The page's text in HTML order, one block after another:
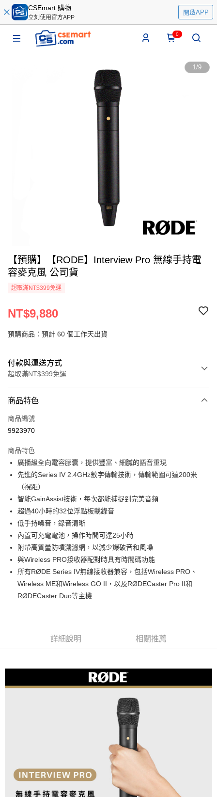
CSEmart 購物
立刻使用官方APP
開啟APP
0
1/9
【預購】【RODE】Interview Pro 無線手持電
容麥克風 公司貨
超取滿NT$399免運
NT$9,880
預購商品：預計 60 個工作天出貨
付款與運送方式
超取滿NT$399免運
信用卡一次付款
信用卡分期付款
合作金庫商業銀行
華南商業銀行
彰化商業銀行
上海商業儲蓄銀行
台北富邦商業銀行
國泰世華商業銀行
臺灣中小企業銀行
台中商業銀行
匯豐（台灣）商業銀行
聯邦商業銀行
元大商業銀行
玉山商業銀行
星展（台灣）商業銀行
台新國際商業銀行
中國信託商業銀行
台灣樂天信用卡公司
6 期 0 利率 每期
華南商業銀行
彰化商業銀行
上海商業儲蓄銀行
國泰世華商業銀行
兆豐國際商業銀行
臺灣中小企業銀行
匯豐（台灣）商業銀行
聯邦商業銀行
遠東國際商業銀行
元大商業銀行
永豐商業銀行
玉山商業銀行
星展（台灣）商業銀行
台新國際商業銀行
中國信託商業銀行
台灣樂天信用卡公司
12 期 0 利率 每期NT$823
合作金庫商業銀行
上海商業儲蓄銀行
台北富邦商業銀行
國泰世華商業銀行
臺灣中小企業銀行
匯豐（台灣）商業銀行
華泰商業銀行
聯邦商業銀行
遠東國際商業銀行
元大商業銀行
永豐商業銀行
玉山商業銀行
星展（台灣）商業銀行
台新國際商業銀行
中國信託商業銀行
台灣樂天信用卡公司
超商取貨付款
LINE Pay
Apple Pay
街口支付
悠遊付
Google Pay
全支付
便利好安心！
１．簡單：不需註冊會員、不需綁卡、不需儲值。
２．便利：只要手機號碼，簡訊認證，即可結帳。
１．於結帳方式選擇「AFTEE先享後付」後，將跳轉至「AFTEE先享後付」
２．訂單成立數日內，您將收到繳費通知簡訊。
３．收到繳費通知簡訊後14天內，點擊此簡訊中的連結，可透過四大超商／
ATM／網路銀行／等多元方式進行付款，方視為交易完成。
※ 請注意：結帳手續完成當下不需立刻繳費，但若您需要取消訂單，請聯絡
購買商品的店家。未經商家同意取消之訂單仍視為有效，需透過AFTEE先享
後付繳納相關費用。
※ 交易是否成功請以「AFTEE先享後付 」之結帳頁面顯示為準，若有關於
每筆NT$60，滿NT$399(含以上)免運費
每筆NT$60，滿NT$399(含以上)免運費
每筆NT$60，滿NT$399(含以上)免運費
宅配
商品特色
商品編號
9923970
商品特色
廣播級全向電容膠囊，提供豐富、細膩的語音重現
先進的Series IV 2.4GHz數字傳輸技術，傳輸範圍可達200米
（視距）
智能GainAssist技術，每次都能捕捉到完美音頻
超過40小時的32位浮點板載錄音
低手持噪音，錄音清晰
內置可充電電池，操作時間可達25小時
附帶高質量防噴濺濾網，以減少爆破音和風噪
與Wireless PRO接收器配對時具有時間碼功能
所有RØDE Series IV無線接收器兼容，包括Wireless PRO、
Wireless ME和Wireless GO II，以及RØDECaster Pro II和
RØDECaster Duo等主機
詳細說明 相關推薦